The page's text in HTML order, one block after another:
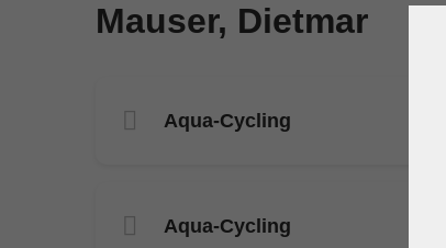
Mauser, Dietmar
Aqua-Cycling
Aqua-Cycling